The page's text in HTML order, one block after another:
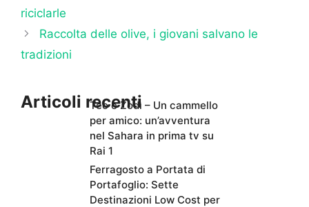
riciclarle
Raccolta delle olive, i giovani salvano le
tradizioni
Articoli recentiTeo e Zodì – Un cammello
per amico: un’avventura
nel Sahara in prima tv su
Rai 1
Ferragosto a Portata di
Portafoglio: Sette
Destinazioni Low Cost per